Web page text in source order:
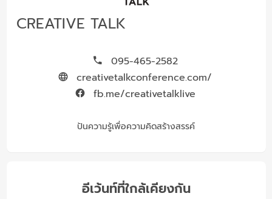
CREATIVE TALK
095-465-2582
creativetalkconference.com/
fb.me/creativetalklive
ปันความรู้เพื่อความคิดสร้างสรรค์
อีเว้นท์ที่ใกล้เคียงกัน